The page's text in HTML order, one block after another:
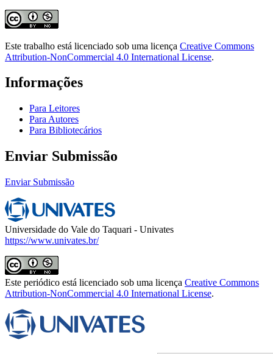
Este trabalho está licenciado sob uma licença Creative Commons
Attribution-NonCommercial 4.0 International License.
Informações
Para Leitores
Para Autores
Para Bibliotecários
Enviar Submissão
Enviar Submissão
Universidade do Vale do Taquari - Univates
https://www.univates.br/
Este periódico está licenciado sob uma licença Creative Commons
Attribution-NonCommercial 4.0 International License.